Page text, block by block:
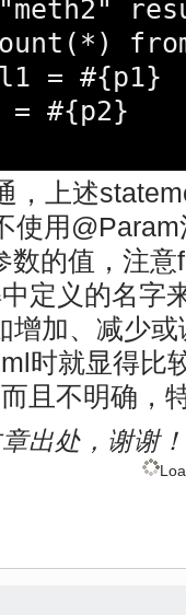
，上述
使用
数的值，注
定义的名字
增加、减少
时就显得比
且不明确，
出处，谢谢！